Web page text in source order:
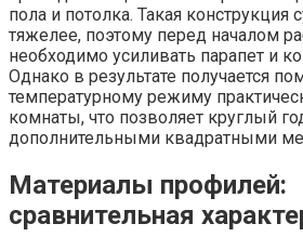
пола и потолка. Такая конструкция
тяжелее, поэтому перед началом
необходимо усиливать парапет и
Однако в результате получается
температурному режиму
комнаты, что позволяет круглый
дополнительными квадратными
Материалы профилей:
сравнительная